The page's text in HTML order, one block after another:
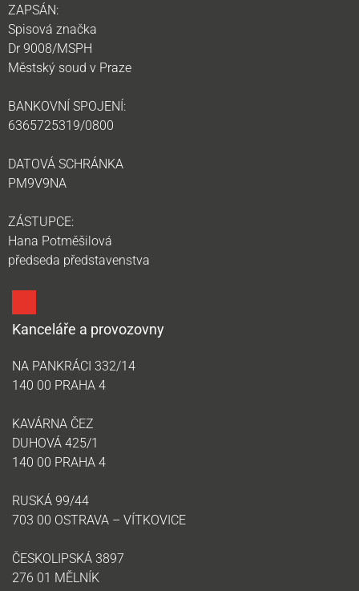
ZAPSÁN:
Spisová značka
Dr 9008/MSPH
Městský soud v Praze
BANKOVNÍ SPOJENÍ:
6365725319/0800
DATOVÁ SCHRÁNKA
PM9V9NA
ZÁSTUPCE:
Hana Potměšilová
předseda představenstva
Kanceláře a provozovny
NA PANKRÁCI 332/14
140 00 PRAHA 4
KAVÁRNA ČEZ
DUHOVÁ 425/1
140 00 PRAHA 4
RUSKÁ 99/44
703 00 OSTRAVA – VÍTKOVICE
ČESKOLIPSKÁ 3897
276 01 MĚLNÍK